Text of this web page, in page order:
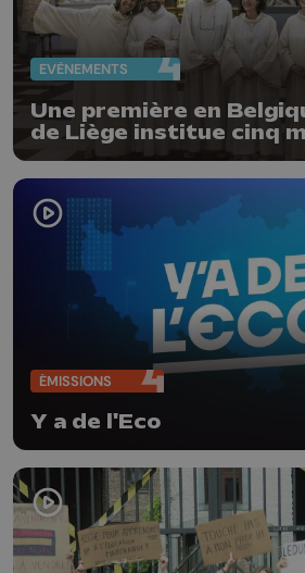
EVÈNEMENTS
Une première en
de Liège institue cinq
ÉMISSIONS
Y a de l'Eco